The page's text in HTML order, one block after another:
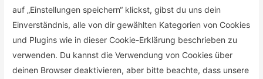
auf „Einstellungen speichern“ klickst, gibst du uns dein
Einverständnis, alle von dir gewählten Kategorien von Cookies
und Plugins wie in dieser Cookie-Erklärung beschrieben zu
verwenden. Du kannst die Verwendung von Cookies über
deinen Browser deaktivieren, aber bitte beachte, dass unsere